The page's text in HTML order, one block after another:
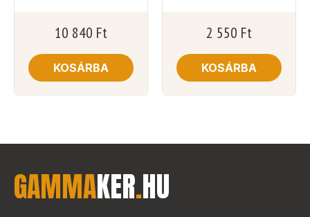
10 840 Ft
KOSÁRBA
2 550 Ft
KOSÁRBA
GAMMAKER.HU